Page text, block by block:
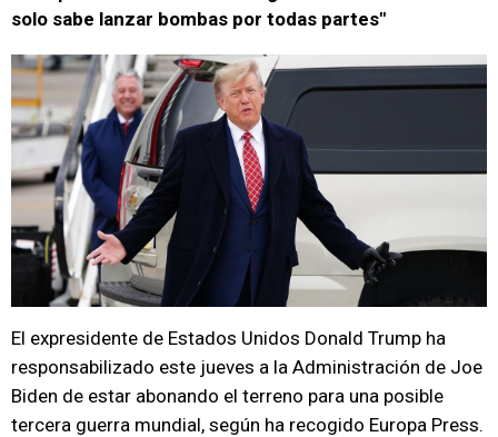
solo sabe lanzar bombas por todas partes"
El expresidente de Estados Unidos Donald Trump ha
responsabilizado este jueves a la Administración de Joe
Biden de estar abonando el terreno para una posible
tercera guerra mundial, según ha recogido Europa Press.